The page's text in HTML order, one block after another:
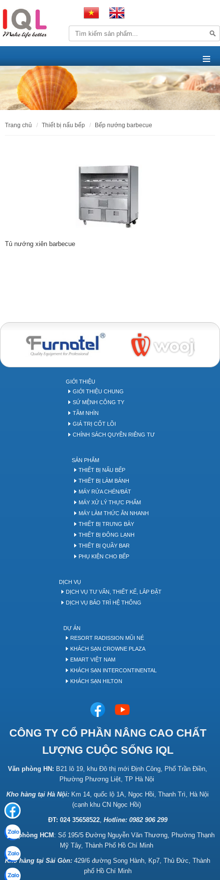
trang chủ thiết bị nấu bếp bếp nướng barbecue
Tủ nướng xiên barbecue
GIỚI THIỆU
GIỚI THIỆU CHUNG
SỨ MỆNH CÔNG TY
TẦM NHÌN
GIÁ TRỊ CỐT LÕI
CHÍNH SÁCH QUYỀN RIÊNG TƯ
SẢN PHẨM
THIẾT BỊ NẤU BẾP
THIẾT BỊ LÀM BÁNH
MÁY RỬA CHÉN/BÁT
MÁY XỬ LÝ THỰC PHẨM
MÁY LÀM THỨC ĂN NHANH
THIẾT BỊ TRƯNG BÀY
THIẾT BỊ ĐÔNG LẠNH
THIẾT BỊ QUẦY BAR
PHỤ KIỆN CHO BẾP
DỊCH VỤ
DỊCH VỤ TƯ VẤN, THIẾT KẾ, LẮP ĐẶT
DỊCH VỤ BẢO TRÌ HỆ THỐNG
DỰ ÁN
RESORT RADISSION MŨI NÉ
KHÁCH SẠN CROWNE PLAZA
EMART VIỆT NAM
KHÁCH SẠN INTERCONTINENTAL
KHÁCH SẠN HILTON
CÔNG TY CỔ PHẦN NÂNG CAO CHẤT
LƯỢNG CUỘC SỐNG IQL
Văn phòng HN: B21 lô 19, khu Đô thị mới Định Công, Phố Trần Điền,
Phường Phương Liệt, TP Hà Nội
Kho hàng tại Hà Nội: Km 14, quốc lộ 1A, Ngọc Hồi, Thanh Trì, Hà Nội
(cạnh khu CN Ngọc Hồi)
ĐT: 024 35658522, Hotline: 0982 906 299
Văn phòng HCM: Số 195/5 Đường Nguyễn Văn Thương, Phường Thạnh
Mỹ Tây, Thành Phố Hồ Chí Minh
Kho hàng tại Sài Gòn: 429/6 đường Song Hành, Kp7, Thủ Đức, Thành
phố Hồ Chí Minh